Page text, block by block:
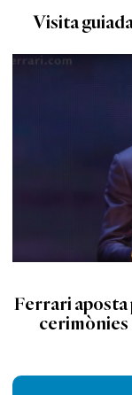
Visita
Ferrari aposta
cerimònies